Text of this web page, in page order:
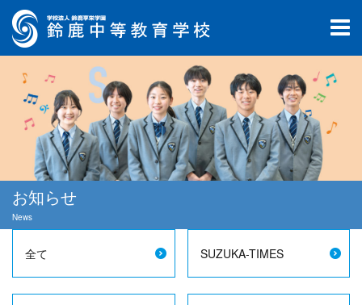
お知らせ
News
全て SUZUKA-TIMES